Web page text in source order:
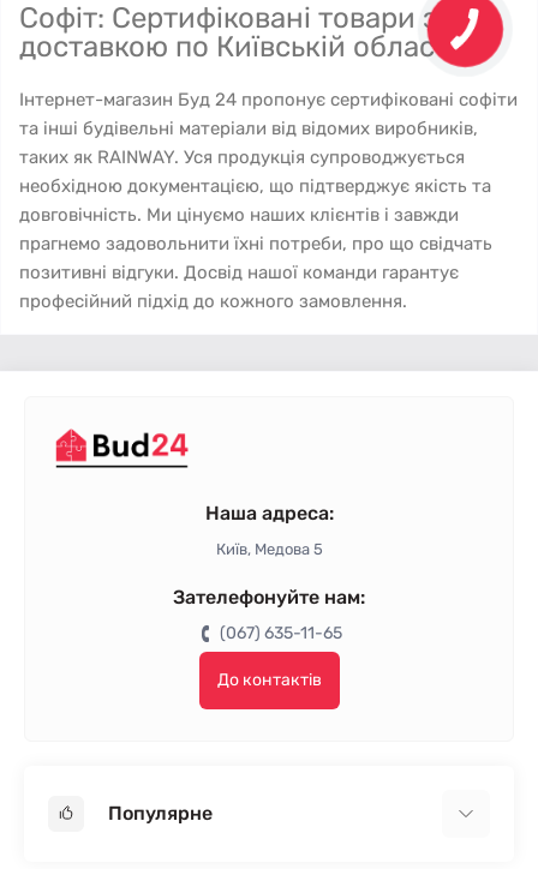
Софіт: Сертифіковані товари з
доставкою по Київській області
Інтернет-магазин Буд 24 пропонує сертифіковані софіти
та інші будівельні матеріали від відомих виробників,
таких як RAINWAY. Уся продукція супроводжується
необхідною документацією, що підтверджує якість та
довговічність. Ми цінуємо наших клієнтів і завжди
прагнемо задовольнити їхні потреби, про що свідчать
позитивні відгуки. Досвід нашої команди гарантує
професійний підхід до кожного замовлення.
Наша адреса:
Київ, Медова 5
Зателефонуйте нам:
(067) 635-11-65
До контактів
Популярне